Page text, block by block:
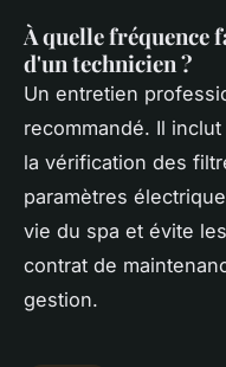
À quelle fréquence
d'un technicien ?
Un entretien
recommandé. Il
la vérification des
paramètres
vie du spa et évite
contrat de
gestion.